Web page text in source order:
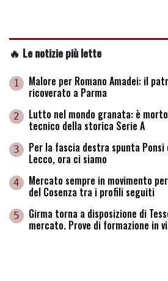
🔥 Le notizie più lette
1 Malore per Romano Amadei: il
ricoverato a Parma
2 Lutto nel mondo granata: è
tecnico della storica Serie A
3 Per la fascia destra spunta Ponsi
Lecco, ora ci siamo
4 Mercato sempre in movimento
del Cosenza tra i profili seguiti
5 Girma torna a disposizione di
mercato. Prove di formazione in